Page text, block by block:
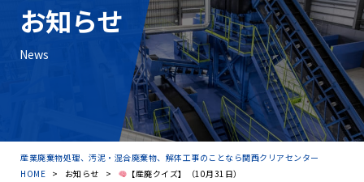
お知らせ
News
産業廃棄物処理、汚泥・混合廃棄物、解体工事のことなら関西クリアセンター
HOME > お知らせ > 【産廃クイズ】（10月31日）